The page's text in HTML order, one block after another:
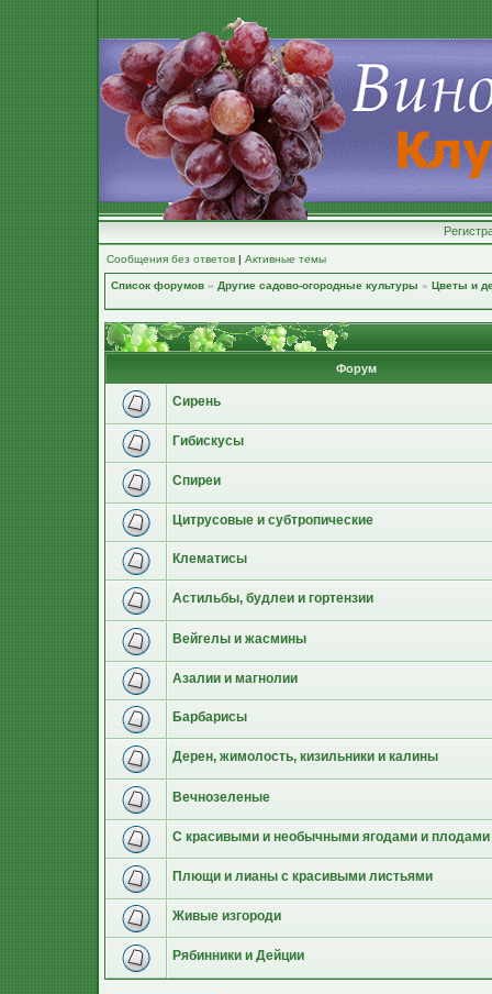
Сообщения без ответов | Активные темы
Список форумов » Другие садово-огородные культуры » Цветы и
Форум
Сирень
Гибискусы
Спиреи
Цитрусовые и субтропические
Клематисы
Астильбы, будлеи и гортензии
Вейгелы и жасмины
Азалии и магнолии
Барбарисы
Дерен, жимолость, кизильники и калины
Вечнозеленые
С красивыми и необычными ягодами и плодами
Плющи и лианы с красивыми листьями
Живые изгороди
Рябинники и Дейции